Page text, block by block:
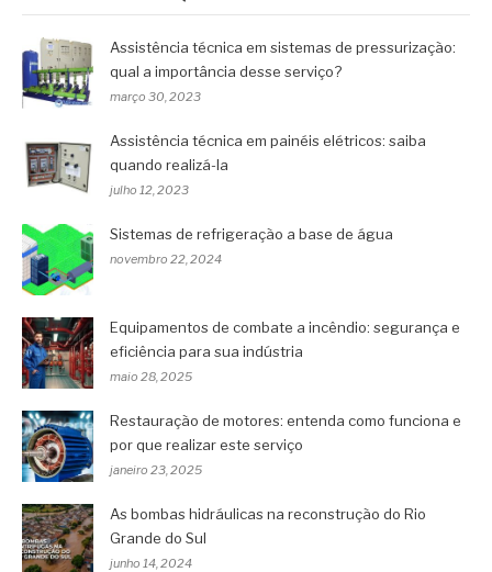
Assistência técnica em sistemas de pressurização:
qual a importância desse serviço?
março 30, 2023
Assistência técnica em painéis elétricos: saiba
quando realizá-la
julho 12, 2023
Sistemas de refrigeração a base de água
novembro 22, 2024
Equipamentos de combate a incêndio: segurança e
eficiência para sua indústria
maio 28, 2025
Restauração de motores: entenda como funciona e
por que realizar este serviço
janeiro 23, 2025
As bombas hidráulicas na reconstrução do Rio
Grande do Sul
junho 14, 2024